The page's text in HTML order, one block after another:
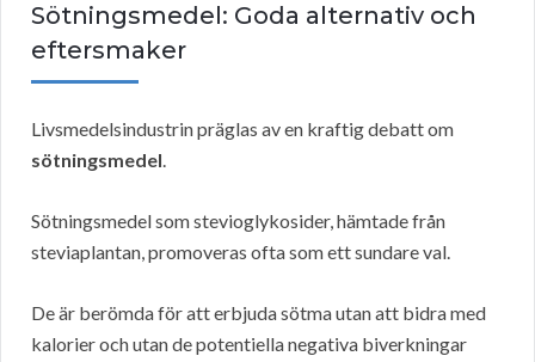
Sötningsmedel: Goda alternativ och
eftersmaker
Livsmedelsindustrin präglas av en kraftig debatt om
sötningsmedel.
Sötningsmedel som stevioglykosider, hämtade från
steviaplantan, promoveras ofta som ett sundare val.
De är berömda för att erbjuda sötma utan att bidra med
kalorier och utan de potentiella negativa biverkningar